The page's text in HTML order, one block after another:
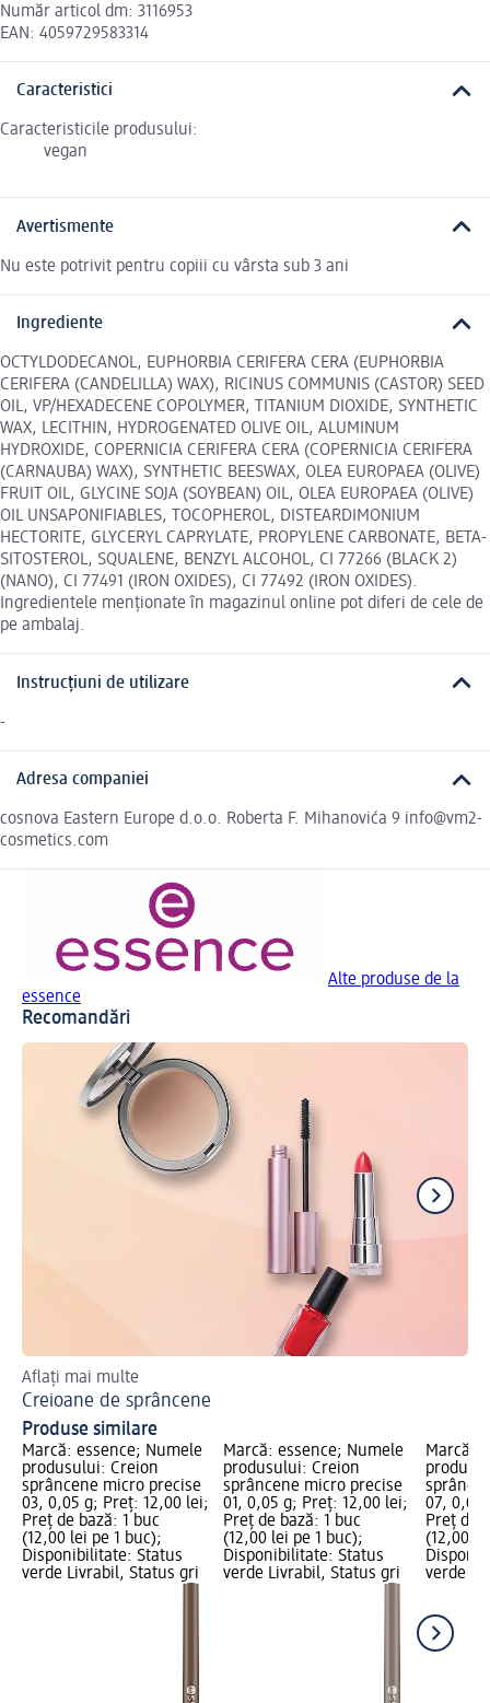
Număr articol dm: 3116953
EAN: 4059729583314
Caracteristici
Caracteristicile produsului:
vegan
Avertismente
Nu este potrivit pentru copiii cu vârsta sub 3 ani
Ingrediente
OCTYLDODECANOL, EUPHORBIA CERIFERA CERA (EUPHORBIA
CERIFERA (CANDELILLA) WAX), RICINUS COMMUNIS (CASTOR) SEED
OIL, VP/HEXADECENE COPOLYMER, TITANIUM DIOXIDE, SYNTHETIC
WAX, LECITHIN, HYDROGENATED OLIVE OIL, ALUMINUM
HYDROXIDE, COPERNICIA CERIFERA CERA (COPERNICIA CERIFERA
(CARNAUBA) WAX), SYNTHETIC BEESWAX, OLEA EUROPAEA (OLIVE)
FRUIT OIL, GLYCINE SOJA (SOYBEAN) OIL, OLEA EUROPAEA (OLIVE)
OIL UNSAPONIFIABLES, TOCOPHEROL, DISTEARDIMONIUM
HECTORITE, GLYCERYL CAPRYLATE, PROPYLENE CARBONATE, BETA-
SITOSTEROL, SQUALENE, BENZYL ALCOHOL, CI 77266 (BLACK 2)
(NANO), CI 77491 (IRON OXIDES), CI 77492 (IRON OXIDES).
Ingredientele menționate în magazinul online pot diferi de cele de
pe ambalaj.
Instrucțiuni de utilizare
-
Adresa companiei
cosnova Eastern Europe d.o.o. Roberta F. Mihanovića 9 info@vm2-
cosmetics.com
Alte produse de la
essence
Recomandări
Aflați mai multe
Creioane de sprâncene
Produse similare
Marcă: essence; Numele
produsului: Creion
sprâncene micro precise
03, 0,05 g; Preț: 12,00 lei;
Preț de bază: 1 buc
(12,00 lei pe 1 buc);
Disponibilitate: Status
verde Livrabil, Status gri
Marcă: essence; Numele
produsului: Creion
sprâncene micro precise
01, 0,05 g; Preț: 12,00 lei;
Preț de bază: 1 buc
(12,00 lei pe 1 buc);
Disponibilitate: Status
verde Livrabil, Status gri
Marcă:
07, 0,05
Preț de
(12,00
verde